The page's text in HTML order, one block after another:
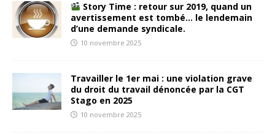
Story Time : retour sur 2019, quand un
avertissement est tombé… le lendemain
d’une demande syndicale.
10 novembre 2025
Travailler le 1er mai : une violation grave
du droit du travail dénoncée par la CGT
Stago en 2025
10 novembre 2025